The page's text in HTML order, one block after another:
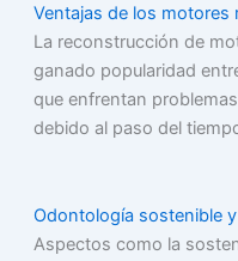
Ventajas de los motores
La reconstrucción de
ganado popularidad
que enfrentan
debido al paso del
Odontología sostenible
Aspectos como la